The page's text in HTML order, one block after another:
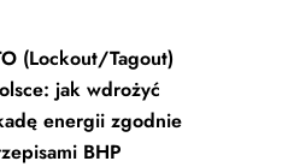
(Lockout/Tagout)
jak wdrożyć
energii zgodnie
BHP